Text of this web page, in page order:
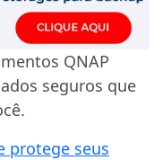
QNAP
seguros que
protege seus